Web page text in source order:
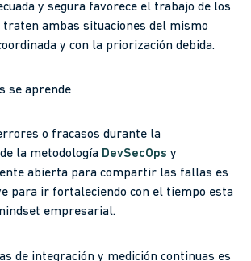
y segura favorece el trabajo de los
traten ambas situaciones del mismo
y con la priorización debida.
se aprende
o fracasos durante la
la metodología DevSecOps y
abierta para compartir las fallas es
para ir fortaleciendo con el tiempo esta
empresarial.
de integración y medición continuas es